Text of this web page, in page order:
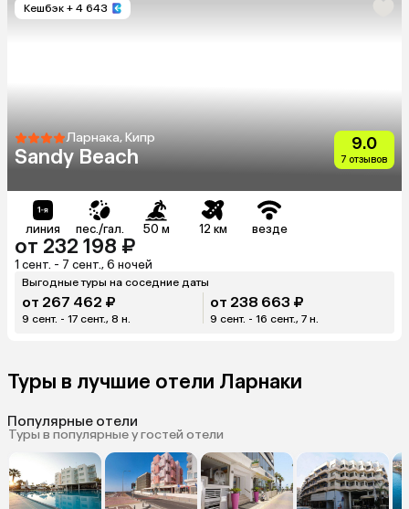
Кешбэк + 4 643
Ларнака, Кипр
Sandy Beach
9.0
7 отзывов
линия пес./гал. 50 м 12 км везде
от 232 198 ₽
1 сент. - 7 сент., 6 ночей
Выгодные туры на соседние даты
от 267 462 ₽
9 сент. - 17 сент., 8 н.
от 238 663 ₽
9 сент. - 16 сент., 7 н.
Туры в лучшие отели Ларнаки
Популярные отели
Туры в популярные у гостей отели